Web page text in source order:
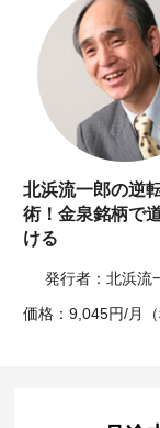
北浜流一郎の逆
術！金泉銘柄で
ける
発行者：北浜流
価格：9,045円/月（